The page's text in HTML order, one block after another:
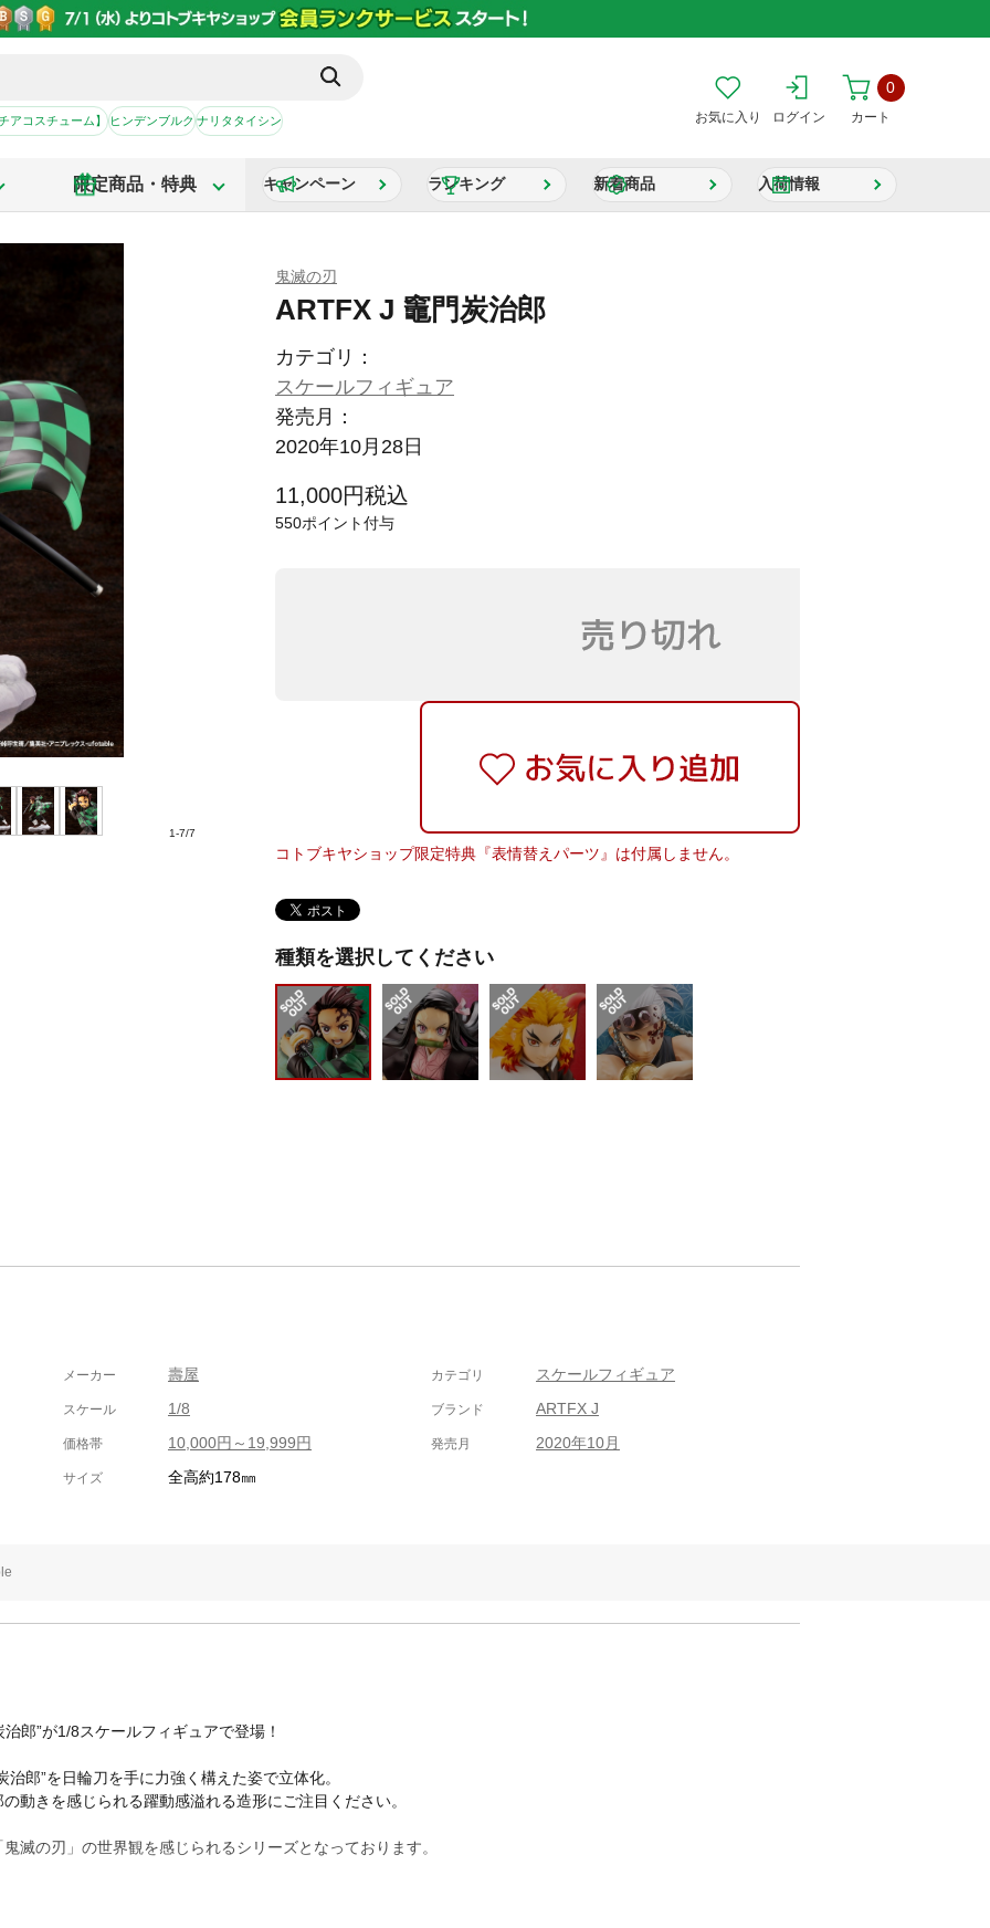
アコスチューム】ヒンデンブルクナリタタイシン お気に入り ログイン カート
0
限定商品・特典 キャンペーン ランキング 新着商品 入荷情報
1-7/7
鬼滅の刃
ARTFX J 竈門炭治郎
カテゴリ：
スケールフィギュア
発売月：
2020年10月28日
11,000円税込
550ポイント付与
コトブキヤショップ限定特典『表情替えパーツ』は付属しません。
種類を選択してください
メーカー 壽屋 カテゴリ スケールフィギュア
スケール 1/8 ブランド ARTFX J
価格帯 10,000円～19,999円 発売月 2020年10月
サイズ 全高約178㎜
郎”が1/8スケールフィギュアで登場！
郎”を日輪刀を手に力強く構えた姿で立体化。
動きを感じられる躍動感溢れる造形にご注目ください。
滅の刃」の世界観を感じられるシリーズとなっております。